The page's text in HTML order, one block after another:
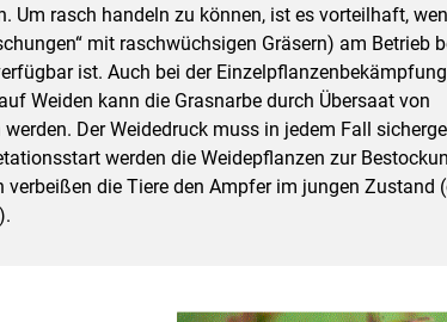
Um rasch handeln zu können, ist es vorteilhaft,
mit raschwüchsigen Gräsern) am Betrieb
ist. Auch bei der
Weiden kann die Grasnarbe durch Übersaat von
Der Weidedruck muss in jedem Fall
werden die Weidepflanzen zur
die Tiere den Ampfer im jungen Zustand